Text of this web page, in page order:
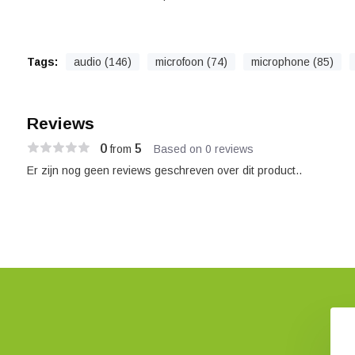
Tags: audio (146) microfoon (74) microphone (85)
Reviews
0from 5 Based on 0 reviews
Er zijn nog geen reviews geschreven over dit product..